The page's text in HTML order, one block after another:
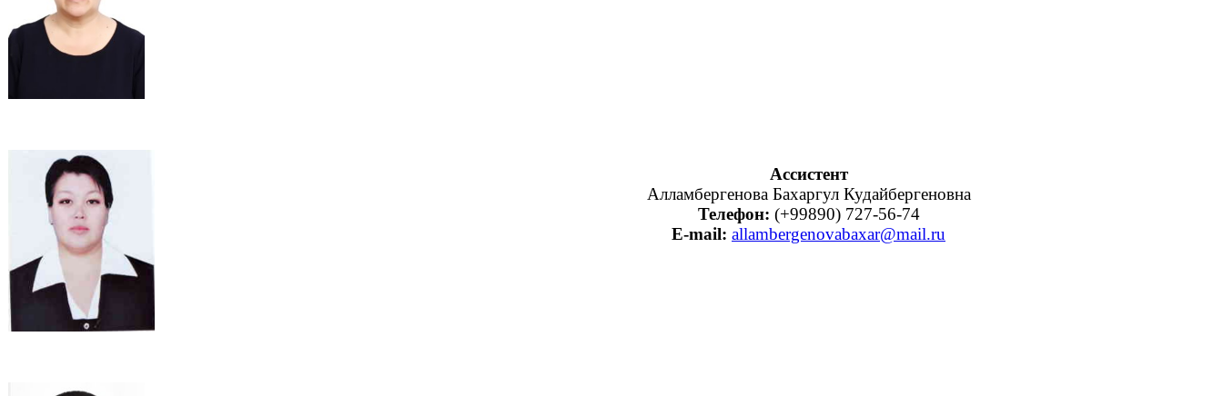
Ассистент
Алламбергенова Бахаргул Кудайбергеновна
Телефон: (+99890) 727-56-74
E-mail: allambergenovabaxar@mail.ru